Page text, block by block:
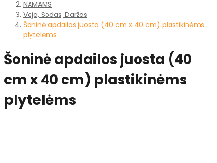
NAMAMS
Veja, Sodas, Daržas
Šoninė apdailos juosta (40 cm x 40 cm) plastikinėms
plytelėms
Šoninė apdailos juosta (40
cm x 40 cm) plastikinėms
plytelėms